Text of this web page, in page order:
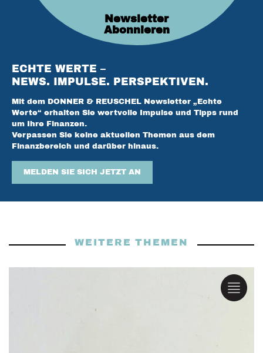
ECHTE WERTE –
NEWS. IMPULSE. PERSPEKTIVEN.
Mit dem DONNER & REUSCHEL Newsletter „Echte
Werte“ erhalten Sie wertvolle Impulse und Tipps rund
um Ihre Finanzen.
Verpassen Sie keine aktuellen Themen aus dem
Finanzbereich und darüber hinaus.
MELDEN SIE SICH JETZT AN
Newsletter
Abonnieren
WEITERE THEMEN